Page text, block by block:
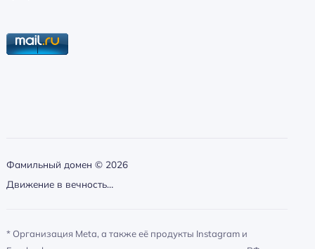
Фамильный домен © 2026
Движение в вечность…
* Организация Meta, а также её продукты Instagram и